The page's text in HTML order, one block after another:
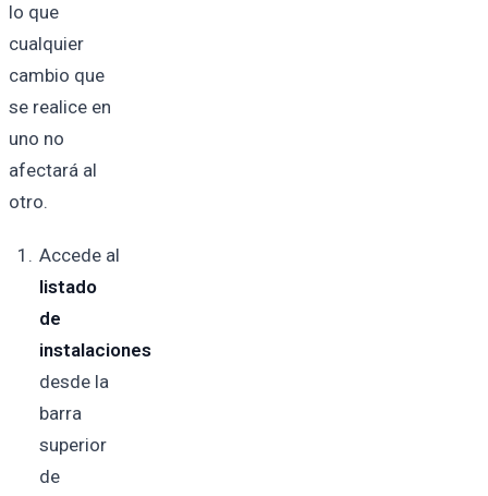
lo que
cualquier
cambio que
se realice en
uno no
afectará al
otro.
Accede al
listado
de
instalaciones
desde la
barra
superior
de